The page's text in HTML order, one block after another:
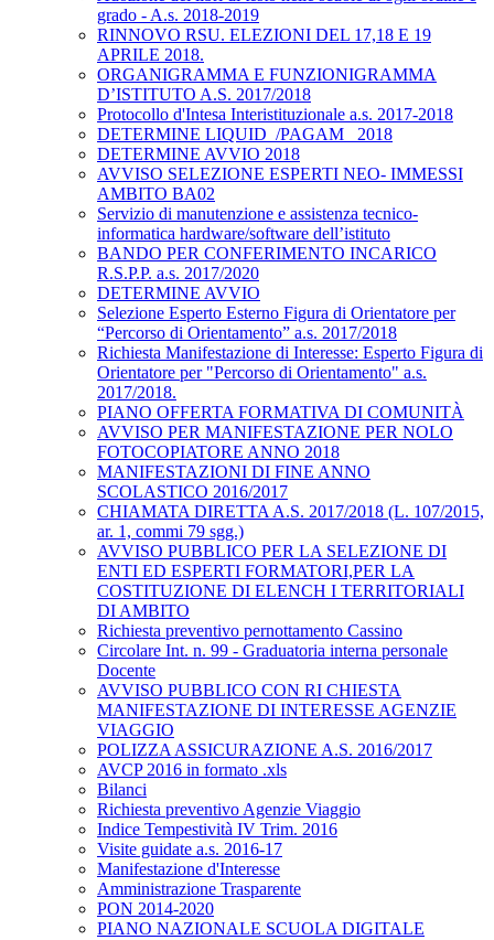
grado - A.s. 2018-2019
RINNOVO RSU. ELEZIONI DEL 17,18 E 19
APRILE 2018.
ORGANIGRAMMA E FUNZIONIGRAMMA
D’ISTITUTO A.S. 2017/2018
Protocollo d'Intesa Interistituzionale a.s. 2017-2018
DETERMINE LIQUID_/PAGAM_ 2018
DETERMINE AVVIO 2018
AVVISO SELEZIONE ESPERTI NEO- IMMESSI
AMBITO BA02
Servizio di manutenzione e assistenza tecnico-
informatica hardware/software dell’istituto
BANDO PER CONFERIMENTO INCARICO
R.S.P.P. a.s. 2017/2020
DETERMINE AVVIO
Selezione Esperto Esterno Figura di Orientatore per
“Percorso di Orientamento” a.s. 2017/2018
Richiesta Manifestazione di Interesse: Esperto Figura di
Orientatore per "Percorso di Orientamento" a.s.
2017/2018.
PIANO OFFERTA FORMATIVA DI COMUNITÀ
AVVISO PER MANIFESTAZIONE PER NOLO
FOTOCOPIATORE ANNO 2018
MANIFESTAZIONI DI FINE ANNO
SCOLASTICO 2016/2017
CHIAMATA DIRETTA A.S. 2017/2018 (L. 107/2015,
ar. 1, commi 79 sgg.)
AVVISO PUBBLICO PER LA SELEZIONE DI
ENTI ED ESPERTI FORMATORI,PER LA
COSTITUZIONE DI ELENCH I TERRITORIALI
DI AMBITO
Richiesta preventivo pernottamento Cassino
Circolare Int. n. 99 - Graduatoria interna personale
Docente
AVVISO PUBBLICO CON RI CHIESTA
MANIFESTAZIONE DI INTERESSE AGENZIE
VIAGGIO
POLIZZA ASSICURAZIONE A.S. 2016/2017
AVCP 2016 in formato .xls
Bilanci
Richiesta preventivo Agenzie Viaggio
Indice Tempestività IV Trim. 2016
Visite guidate a.s. 2016-17
Manifestazione d'Interesse
Amministrazione Trasparente
PON 2014-2020
PIANO NAZIONALE SCUOLA DIGITALE